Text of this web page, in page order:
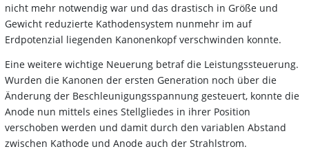
nicht mehr notwendig war und das drastisch in Größe und
Gewicht reduzierte Kathodensystem nunmehr im auf
Erdpotenzial liegenden Kanonenkopf verschwinden konnte.
Eine weitere wichtige Neuerung betraf die Leistungssteuerung.
Wurden die Kanonen der ersten Generation noch über die
Änderung der Beschleunigungsspannung gesteuert, konnte die
Anode nun mittels eines Stellgliedes in ihrer Position
verschoben werden und damit durch den variablen Abstand
zwischen Kathode und Anode auch der Strahlstrom.